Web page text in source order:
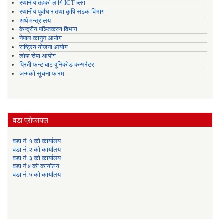
स्थानीय तहको लागि ICT ब्लग
स्थानीय पूर्वाधार तथा कृषि सडक विभाग
अर्थ मन्त्रालय
केन्द्रीय पञ्जिकरण विभाग
नेपाल कानुन आयोग
राष्ट्रिय योजना आयोग
लोक सेवा आयोग
प्रिती फन्ट बाट युनिकोड कन्भर्रटर
जन्मको सूचना फारम
वडा प्रोफायल
वडा नं. १ को कार्यालय
वडा नं. २ को कार्यालय
वडा नं. ३ को कार्यालय
वडा नं ४ को कार्यालय
वडा नं. ५ को कार्यालय